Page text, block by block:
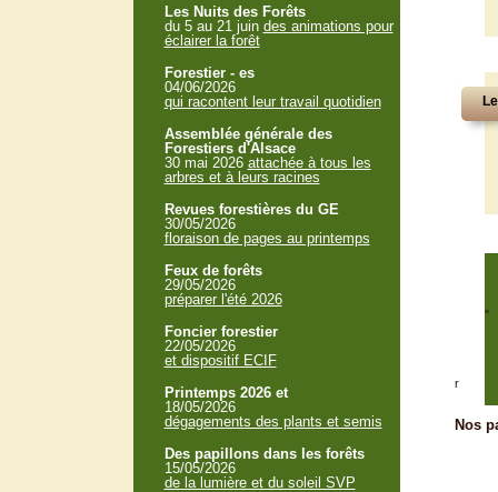
"
r
Nos
Les Nuits des Forêts
du 5 au 21 juin des animations pour
éclairer la forêt
Forestier - es
04/06/2026
qui racontent leur travail quotidien
Assemblée générale des
Forestiers d'Alsace
30 mai 2026 attachée à tous les
arbres et à leurs racines
Revues forestières du GE
30/05/2026
floraison de pages au printemps
Feux de forêts
29/05/2026
préparer l'été 2026
Foncier forestier
22/05/2026
et dispositif ECIF
Printemps 2026 et
18/05/2026
dégagements des plants et semis
Des papillons dans les forêts
15/05/2026
de la lumière et du soleil SVP